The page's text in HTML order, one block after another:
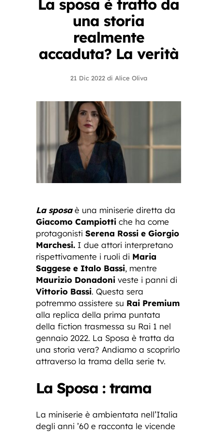
La sposa è tratto da
una storia
realmente
accaduta? La verità
21 Dic 2022 di Alice Oliva
La sposaè una miniserie diretta da
Giacomo Campiotti che ha come
protagonisti Serena Rossi e Giorgio
Marchesi. I due attori interpretano
rispettivamente i ruoli di Maria
Saggese e Italo Bassi, mentre
Maurizio Donadoni veste i panni di
Vittorio Bassi. Questa sera
potremmo assistere su Rai Premium
alla replica della prima puntata
della fiction trasmessa su Rai 1 nel
gennaio 2022. La Sposa è tratta da
una storia vera? Andiamo a scoprirlo
attraverso la trama della serie tv.
La Sposa : trama
La miniserie è ambientata nell’Italia
degli anni ’60 e racconta le vicende